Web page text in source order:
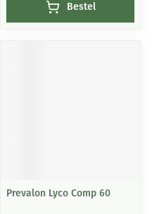
Bestel
Prevalon Lyco Comp 60